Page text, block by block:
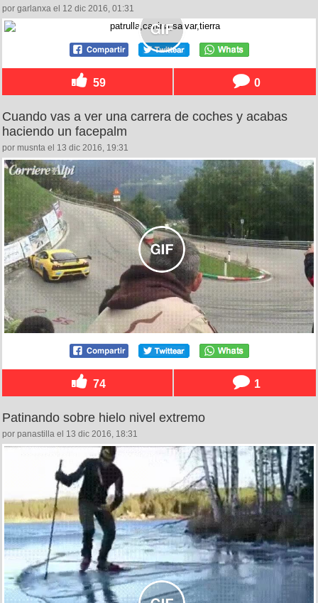
por garlanxa el 12 dic 2016, 01:31
59 0
Cuando vas a ver una carrera de coches y acabas
haciendo un facepalm
por musnta el 13 dic 2016, 19:31
74 1
Patinando sobre hielo nivel extremo
por panastilla el 13 dic 2016, 18:31